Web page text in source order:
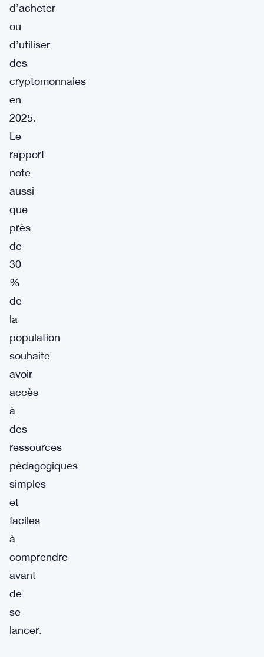
d’acheter
ou
d’utiliser
des
cryptomonnaies
en
2025.
Le
rapport
note
aussi
que
près
de
30
%
de
la
population
souhaite
avoir
accès
à
des
ressources
pédagogiques
simples
et
faciles
à
comprendre
avant
de
se
lancer.